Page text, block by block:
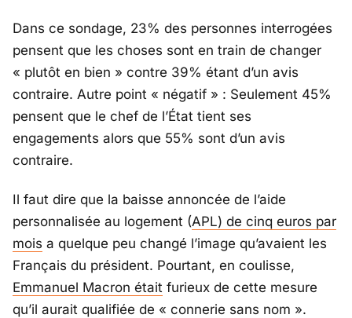
Dans ce sondage, 23% des personnes interrogées
pensent que les choses sont en train de changer
« plutôt en bien » contre 39% étant d’un avis
contraire. Autre point « négatif » : Seulement 45%
pensent que le chef de l’État tient ses
engagements alors que 55% sont d’un avis
contraire.
Il faut dire que la baisse annoncée de l’aide
personnalisée au logement (APL) de cinq euros par
mois a quelque peu changé l’image qu’avaient les
Français du président. Pourtant, en coulisse,
Emmanuel Macron était furieux de cette mesure
qu’il aurait qualifiée de « connerie sans nom ».